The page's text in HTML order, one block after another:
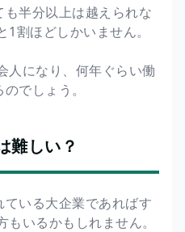
半分以上は越えられな
割ほどしかいません。
人になり、何年ぐらい働
でしょう。
難しい？
いる大企業であればす
いるかもしれません。